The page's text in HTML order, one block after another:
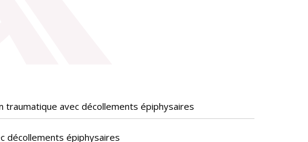
avec décollements épiphysaires
décollements épiphysaires